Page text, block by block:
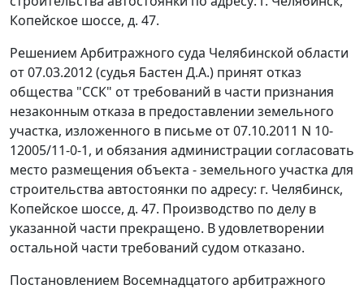
Копейское шоссе, д. 47.
Решением Арбитражного суда Челябинской области
от 07.03.2012 (судья Бастен Д.А.) принят отказ
общества "ССК" от требований в части признания
незаконным отказа в предоставлении земельного
участка, изложенного в письме от 07.10.2011 N 10-
12005/11-0-1, и обязания администрации согласовать
место размещения объекта - земельного участка для
строительства автостоянки по адресу: г. Челябинск,
Копейское шоссе, д. 47. Производство по делу в
указанной части прекращено. В удовлетворении
остальной части требований судом отказано.
Постановлением Восемнадцатого арбитражного